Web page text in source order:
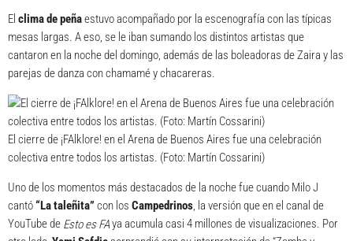
El clima de peñaestuvo acompañado por la escenografía con las típicas
mesas largas. A eso, se le iban sumando los distintos artistas que
cantaron en la noche del domingo, además de las boleadoras de Zaira y las
parejas de danza con chamamé y chacareras.
El cierre de ¡FAlklore! en el Arena de Buenos Aires fue una celebración
colectiva entre todos los artistas. (Foto: Martín Cossarini)
Uno de los momentos más destacados de la noche fue cuando Milo J
cantó“La taleñita” con los Campedrinos, la versión que en el canal de
YouTube de Esto es FAya acumula casi 4 millones de visualizaciones. Por